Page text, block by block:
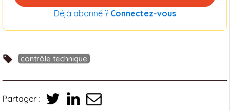
Déjà abonné ? Connectez-vous
contrôle technique
Partager :